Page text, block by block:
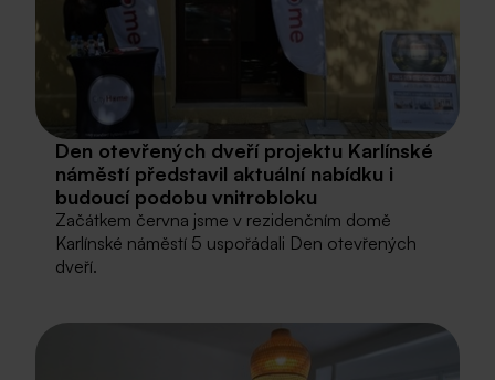
Den otevřených dveří projektu Karlínské
náměstí představil aktuální nabídku i
budoucí podobu vnitrobloku
Začátkem června jsme v rezidenčním domě
Karlínské náměstí 5 uspořádali Den otevřených
dveří.